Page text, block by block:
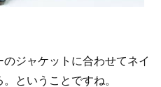
ジャケットに合わせてネイ
ということですね。